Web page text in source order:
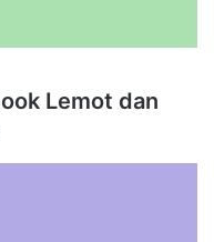
Lemot dan